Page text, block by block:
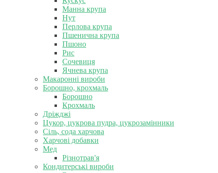
Манна крупа
Нут
Перлова крупа
Пшенична крупа
Пшоно
Рис
Сочевиця
Ячнева крупа
Макаронні вироби
Борошно, крохмаль
Борошно
Крохмаль
Дріжджі
Цукор, цукрова пудра, цукрозамінники
Сіль, сода харчова
Харчові добавки
Мед
Різнотрав'я
Кондитерські вироби